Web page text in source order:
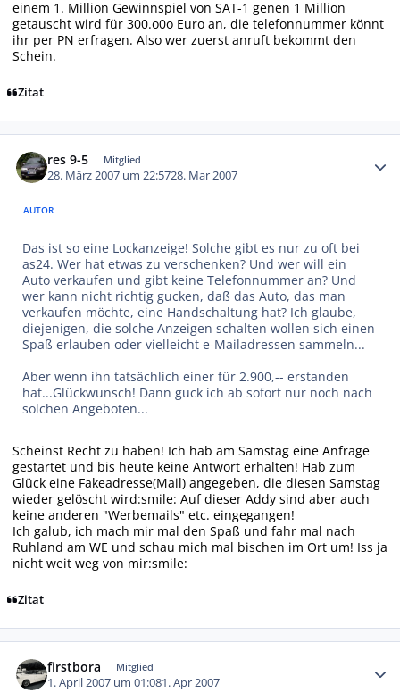
einem 1. Million Gewinnspiel von SAT-1 genen 1 Million
getauscht wird für 300.o0o Euro an, die telefonnummer könnt
ihr per PN erfragen. Also wer zuerst anruft bekommt den
Schein.
Zitat
res 9-5 Mitglied
28. März 2007 um 22:5728. Mar 2007
AUTOR
Das ist so eine Lockanzeige! Solche gibt es nur zu oft bei
as24. Wer hat etwas zu verschenken? Und wer will ein
Auto verkaufen und gibt keine Telefonnummer an? Und
wer kann nicht richtig gucken, daß das Auto, das man
verkaufen möchte, eine Handschaltung hat? Ich glaube,
diejenigen, die solche Anzeigen schalten wollen sich einen
Spaß erlauben oder vielleicht e-Mailadressen sammeln...
Aber wenn ihn tatsächlich einer für 2.900,-- erstanden
hat...Glückwunsch! Dann guck ich ab sofort nur noch nach
solchen Angeboten...
Scheinst Recht zu haben! Ich hab am Samstag eine Anfrage
gestartet und bis heute keine Antwort erhalten! Hab zum
Glück eine Fakeadresse(Mail) angegeben, die diesen Samstag
wieder gelöscht wird:smile: Auf dieser Addy sind aber auch
keine anderen "Werbemails" etc. eingegangen!
Ich galub, ich mach mir mal den Spaß und fahr mal nach
Ruhland am WE und schau mich mal bischen im Ort um! Iss ja
nicht weit weg von mir:smile:
Zitat
firstbora Mitglied
1. April 2007 um 01:081. Apr 2007